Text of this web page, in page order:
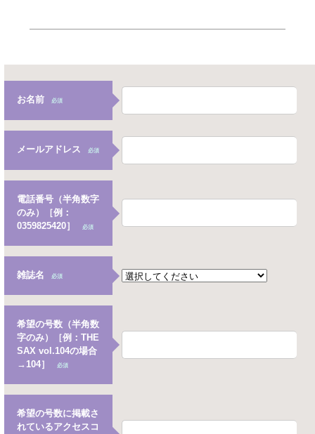
お名前 必須
メールアドレス 必須
電話番号（半角数字
のみ）［例：
0359825420］
必須
雑誌名 必須
希望の号数（半角数
字のみ）［例：THE
SAX vol.104の場合
→104］
必須
希望の号数に掲載さ
れているアクセスコ